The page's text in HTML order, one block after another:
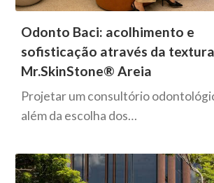
Odonto Baci: acolhimento e
sofisticação através da
Mr.SkinStone® Areia
Projetar um consultório
além da escolha dos…